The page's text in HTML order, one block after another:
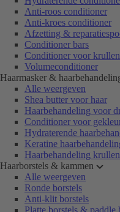
Anti-roos conditioner
Anti-kroes conditioner
Afzetting &
Conditioner bars
Conditioner voor
Volumeconditioner
Haarmasker &
Alle weergeven
Shea butter voor haar
Haarbehandeling voor
Conditioner voor
Hydraterende
Keratine
Haarbehandeling krullen
Haarborstels & kammen
Alle weergeven
Ronde borstels
Anti-klit borstels
Platte borstels & paddle